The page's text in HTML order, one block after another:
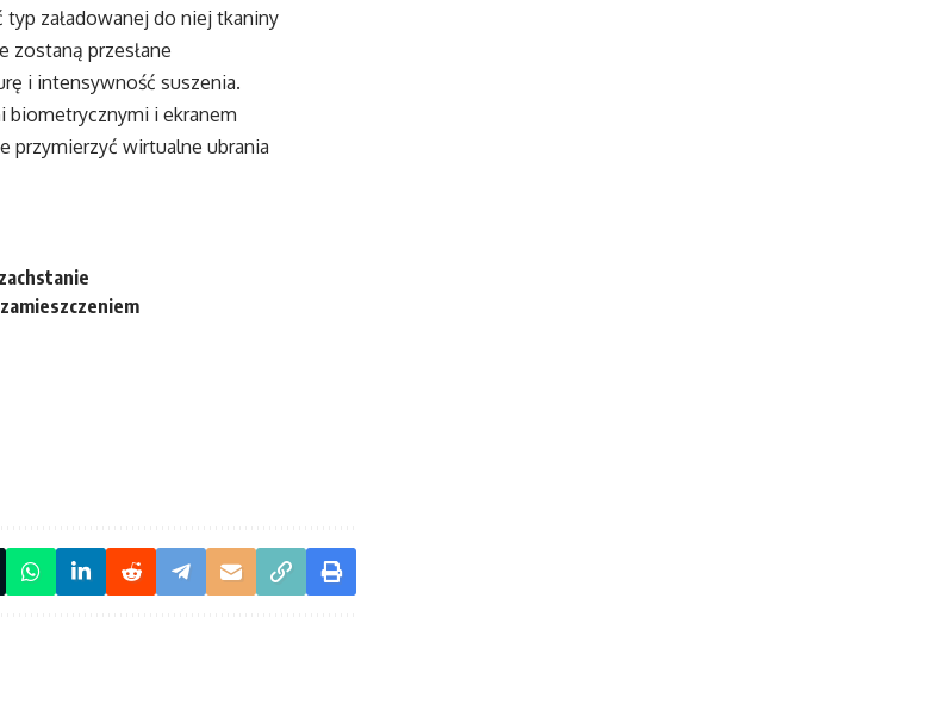
załadowanej do niej tkaniny
zostaną przesłane
i intensywność suszenia.
biometrycznymi i ekranem
przymierzyć wirtualne ubrania